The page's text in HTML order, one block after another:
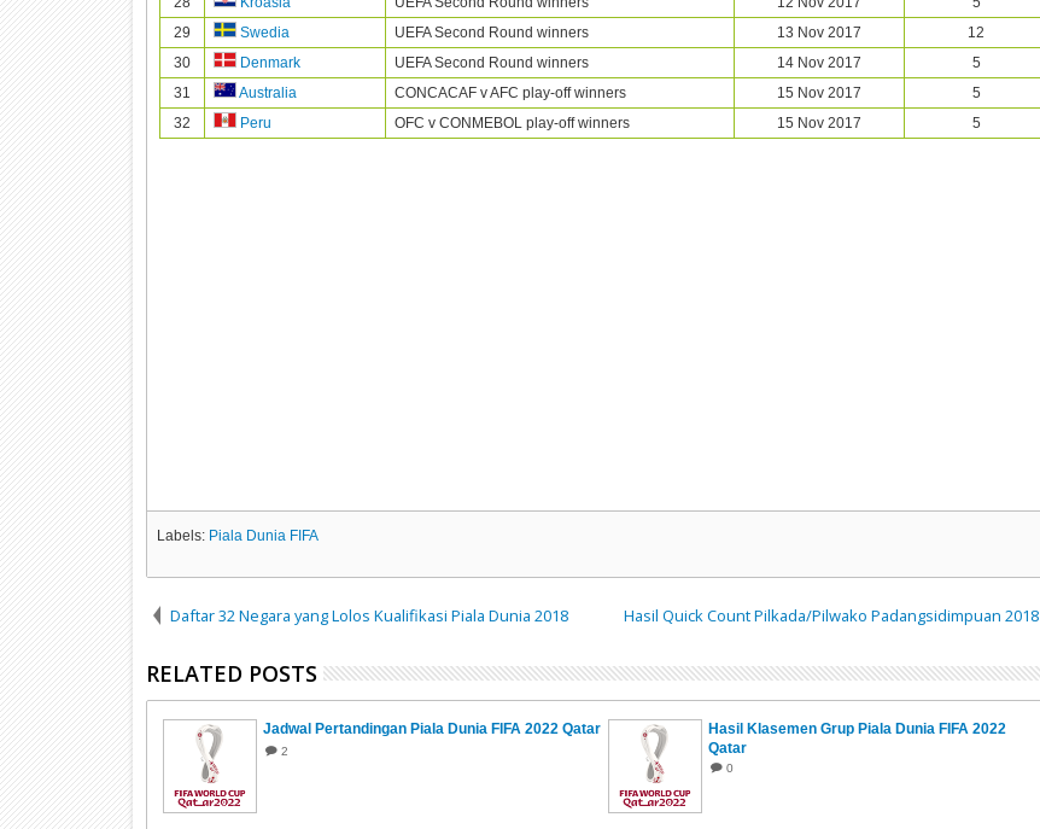
29
Swedia UEFA Second Round winners 13 Nov 2017
12
30
Denmark UEFA Second Round winners 14 Nov 2017
5
31
Australia CONCACAF v AFC play-off winners 15 Nov 2017
5
32
Peru OFC v CONMEBOL play-off winners 15 Nov 2017 5
Labels: Piala Dunia FIFA
Daftar 32 Negara yang Lolos Kualifikasi Piala Dunia 2018 Hasil Quick Count Pilkada/Pilwako Padangsidimpuan 2018
RELATED POSTS
Jadwal Pertandingan Piala Dunia FIFA 2022 Qatar
2
Hasil Klasemen Grup Piala Dunia FIFA 2022
Qatar
0